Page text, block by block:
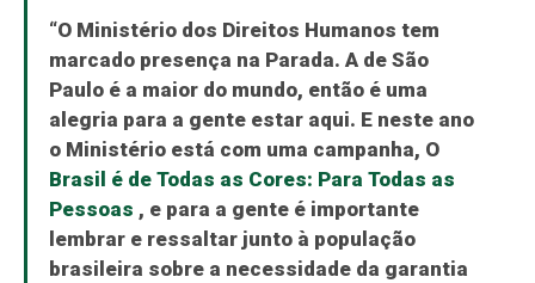
“O Ministério dos Direitos Humanos tem
marcado presença na Parada. A de São
Paulo é a maior do mundo, então é uma
alegria para a gente estar aqui. E neste ano
o Ministério está com uma campanha, O
Brasil é de Todas as Cores: Para Todas as
Pessoas , e para a gente é importante
lembrar e ressaltar junto à população
brasileira sobre a necessidade da garantia